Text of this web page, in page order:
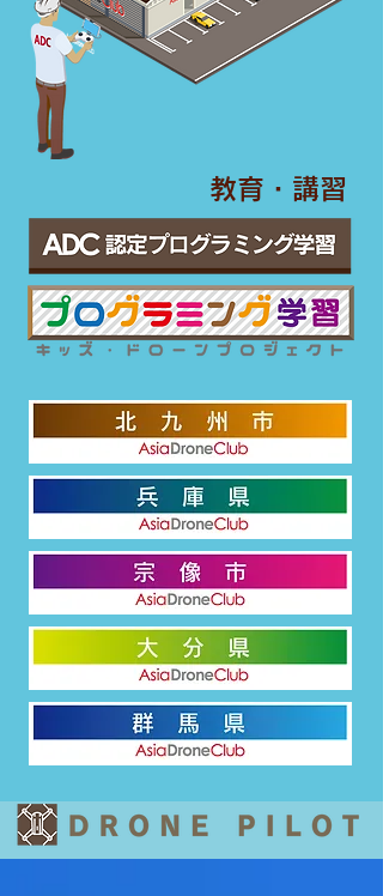
​教育・講習